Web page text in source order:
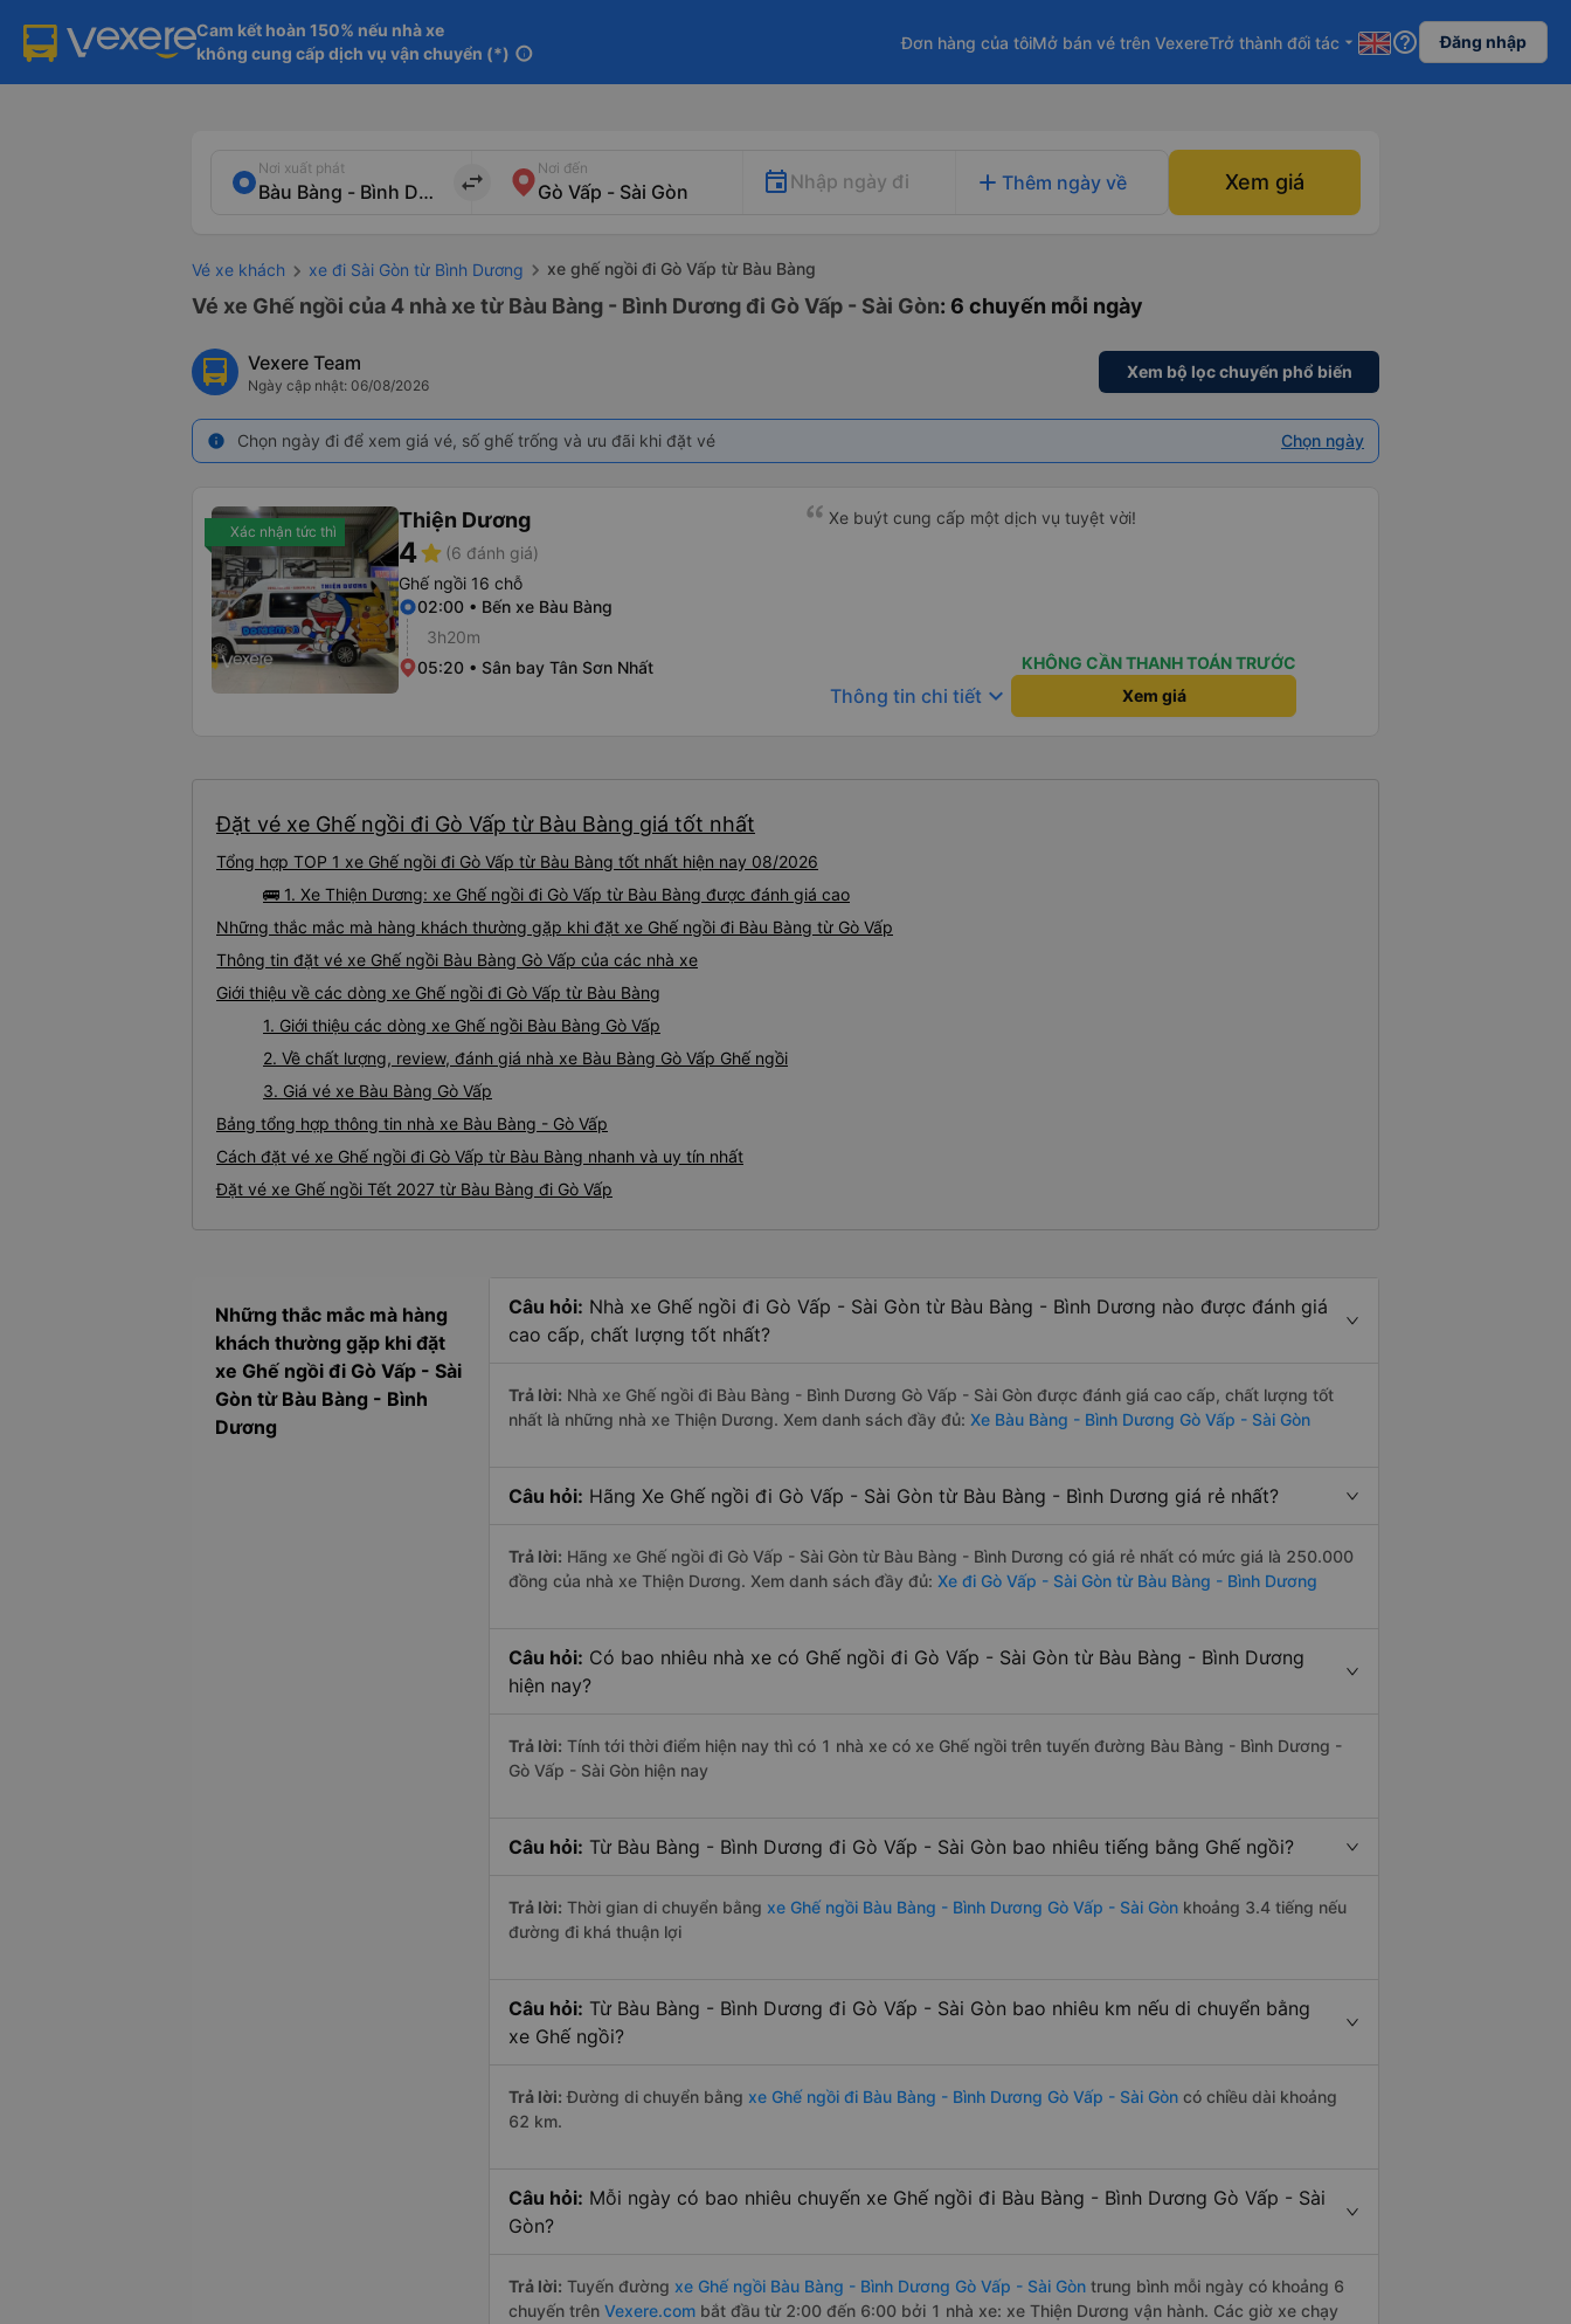
Cam kết hoàn 150% nếu nhà xe
không cung cấp dịch vụ vận chuyển (*) info
Đơn hàng của tôiMở bán vé trên VexereTrở thành đối tác arrow_drop_down help_outline Đăng nhập
Nơi xuất phát
import_export
Nơi đến
Nhập ngày đi add Thêm ngày về Xem giá
Vé xe khách xe đi Sài Gòn từ Bình Dương xe ghế ngồi đi Gò Vấp từ Bàu Bàng
Vé xe Ghế ngồi của 4 nhà xe từ Bàu Bàng - Bình Dương đi Gò Vấp - Sài Gòn: 6 chuyến mỗi ngày
Vexere Team
Ngày cập nhật: 06/08/2026
Xem bộ lọc chuyến phổ biến
info Chọn ngày đi để xem giá vé, số ghế trống và ưu đãi khi đặt vé Chọn ngày
Xác nhận tức thì Thiện Dương
4star (6 đánh giá)
Ghế ngồi 16 chỗ
02:00 • Bến xe Bàu Bàng
3h20m
05:20 • Sân bay Tân Sơn Nhất
Xe buýt cung cấp một dịch vụ tuyệt vời!
KHÔNG CẦN THANH TOÁN TRƯỚC
Thông tin chi tiết keyboard_arrow_down Xem giá
Đặt vé xe Ghế ngồi đi Gò Vấp từ Bàu Bàng giá tốt nhất
Tổng hợp TOP 1 xe Ghế ngồi đi Gò Vấp từ Bàu Bàng tốt nhất hiện nay 08/2026
🚌 1. Xe Thiện Dương: xe Ghế ngồi đi Gò Vấp từ Bàu Bàng được đánh giá cao
Những thắc mắc mà hàng khách thường gặp khi đặt xe Ghế ngồi đi Bàu Bàng từ Gò Vấp
Thông tin đặt vé xe Ghế ngồi Bàu Bàng Gò Vấp của các nhà xe
Giới thiệu về các dòng xe Ghế ngồi đi Gò Vấp từ Bàu Bàng
1. Giới thiệu các dòng xe Ghế ngồi Bàu Bàng Gò Vấp
2. Về chất lượng, review, đánh giá nhà xe Bàu Bàng Gò Vấp Ghế ngồi
3. Giá vé xe Bàu Bàng Gò Vấp
Bảng tổng hợp thông tin nhà xe Bàu Bàng - Gò Vấp
Cách đặt vé xe Ghế ngồi đi Gò Vấp từ Bàu Bàng nhanh và uy tín nhất
Đặt vé xe Ghế ngồi Tết 2027 từ Bàu Bàng đi Gò Vấp
Những thắc mắc mà hàng
khách thường gặp khi đặt
xe Ghế ngồi đi Gò Vấp - Sài
Gòn từ Bàu Bàng - Bình
Dương
Câu hỏi: Nhà xe Ghế ngồi đi Gò Vấp - Sài Gòn từ Bàu Bàng - Bình Dương nào được đánh giá
cao cấp, chất lượng tốt nhất?
Trả lời: Nhà xe Ghế ngồi đi Bàu Bàng - Bình Dương Gò Vấp - Sài Gòn được đánh giá cao cấp, chất lượng tốt
nhất là những nhà xe Thiện Dương. Xem danh sách đầy đủ: Xe Bàu Bàng - Bình Dương Gò Vấp - Sài Gòn
Câu hỏi: Hãng Xe Ghế ngồi đi Gò Vấp - Sài Gòn từ Bàu Bàng - Bình Dương giá rẻ nhất?
Trả lời: Hãng xe Ghế ngồi đi Gò Vấp - Sài Gòn từ Bàu Bàng - Bình Dương có giá rẻ nhất có mức giá là 250.000
đồng của nhà xe Thiện Dương. Xem danh sách đầy đủ: Xe đi Gò Vấp - Sài Gòn từ Bàu Bàng - Bình Dương
Câu hỏi: Có bao nhiêu nhà xe có Ghế ngồi đi Gò Vấp - Sài Gòn từ Bàu Bàng - Bình Dương
hiện nay?
Trả lời: Tính tới thời điểm hiện nay thì có 1 nhà xe có xe Ghế ngồi trên tuyến đường Bàu Bàng - Bình Dương -
Gò Vấp - Sài Gòn hiện nay
Câu hỏi: Từ Bàu Bàng - Bình Dương đi Gò Vấp - Sài Gòn bao nhiêu tiếng bằng Ghế ngồi?
Trả lời: Thời gian di chuyển bằng xe Ghế ngồi Bàu Bàng - Bình Dương Gò Vấp - Sài Gòn khoảng 3.4 tiếng nếu
đường đi khá thuận lợi
Câu hỏi: Từ Bàu Bàng - Bình Dương đi Gò Vấp - Sài Gòn bao nhiêu km nếu di chuyển bằng
xe Ghế ngồi?
Trả lời: Đường di chuyển bằng xe Ghế ngồi đi Bàu Bàng - Bình Dương Gò Vấp - Sài Gòn có chiều dài khoảng
62 km.
Câu hỏi: Mỗi ngày có bao nhiêu chuyến xe Ghế ngồi đi Bàu Bàng - Bình Dương Gò Vấp - Sài
Gòn?
Trả lời: Tuyến đường xe Ghế ngồi Bàu Bàng - Bình Dương Gò Vấp - Sài Gòn trung bình mỗi ngày có khoảng 6
chuyến trên Vexere.com bắt đầu từ 2:00 đến 6:00 bởi 1 nhà xe: xe Thiện Dương vận hành. Các giờ xe chạy